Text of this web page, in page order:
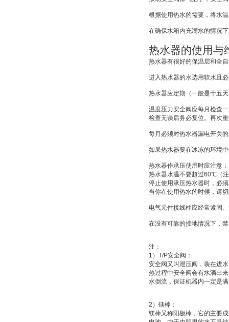
根据使用热水的需要，将水
在确保水箱内充满水的情况
热水器的使用与
热水器有很好的保温层和全
进入热水器的水选用软水且
热水器应定期（一般是十五
温度压力安全阀应每月检查
检查无误后务必复位。再次
每月必须对热水器漏电开关
如果热水器要在冰冻的环境
热水器作承压使用时应注意：
热水器水温不要超过60℃ （
停止使用承压热水器时，必
当你在使用热水的时候，请
电气元件接线柱应经常紧固
在没有可靠的接地情况下，
注：
1 ） T/P安全阀：
安全阀又叫泄压阀 ，装在进
热过程中安全阀会有水滴出
水倒流，保证机器内一定是
2 ） 镁棒：
镁棒又称阳极棒 ，它的主要